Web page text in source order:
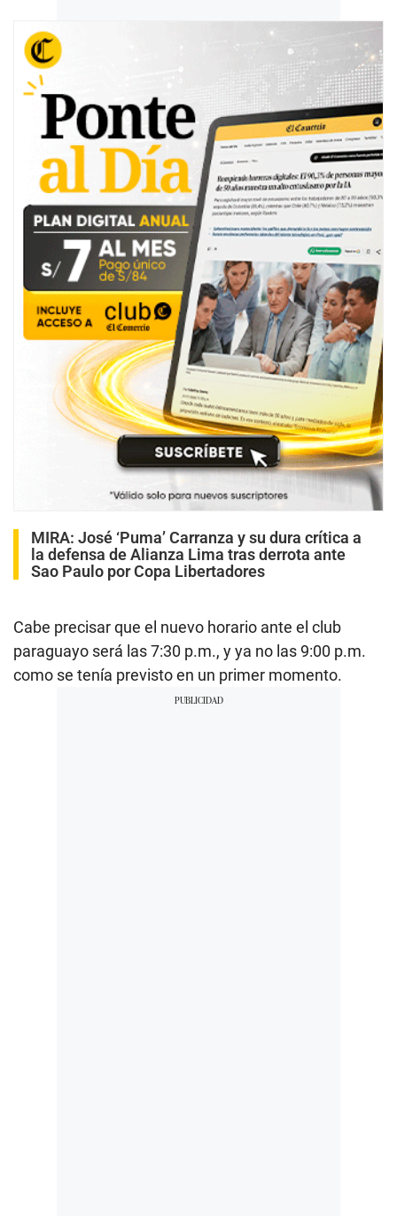
MIRA: José ‘Puma’ Carranza y su dura crítica a
la defensa de Alianza Lima tras derrota ante
Sao Paulo por Copa Libertadores
Cabe precisar que el nuevo horario ante el club
paraguayo será las 7:30 p.m., y ya no las 9:00 p.m.
como se tenía previsto en un primer momento.